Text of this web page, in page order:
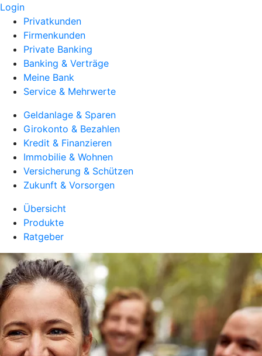
Login
Privatkunden
Firmenkunden
Private Banking
Banking & Verträge
Meine Bank
Service & Mehrwerte
Geldanlage & Sparen
Girokonto & Bezahlen
Kredit & Finanzieren
Immobilie & Wohnen
Versicherung & Schützen
Zukunft & Vorsorgen
Übersicht
Produkte
Ratgeber